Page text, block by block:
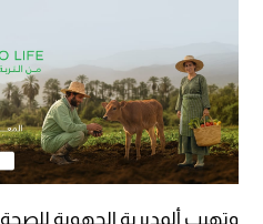
وتهيب ألمديرية الجهوية للصحة